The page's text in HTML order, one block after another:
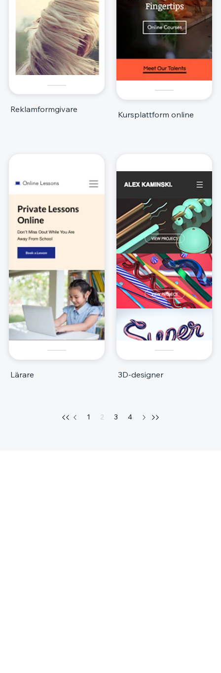
Reklamformgivare
Kursplattform online
Lärare 3D-designer
1 2 3 4